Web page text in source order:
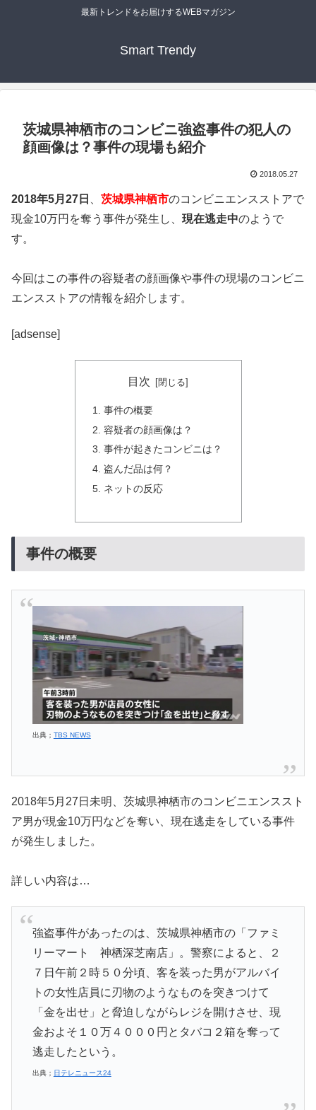
最新トレンドをお届けするWEBマガジン
Smart Trendy
茨城県神栖市のコンビニ強盗事件の犯人の
顔画像は？事件の現場も紹介
2018.05.27
2018年5月27日 茨城県神栖市のコンビニエンスストアで
現金10万円を奪う事件が発生し、 現在逃走中のようで
す。
今回はこの事件の容疑者の顔画像や事件の現場のコンビニ
エンスストアの情報を紹介します。
[adsense]
目次
事件の概要
容疑者の顔画像は？
事件が起きたコンビニは？
盗んだ品は何？
ネットの反応
事件の概要
出典； TBS NEWS
2018年5月27日未明、茨城県神栖市のコンビニエンススト
ア男が現金10万円などを奪い、現在逃走をしている事件
が発生しました。
詳しい内容は…
強盗事件があったのは、茨城県神栖市の「ファミ
リーマート 神栖深芝南店」。警察によると、２
７日午前２時５０分頃、客を装った男がアルバイ
トの女性店員に刃物のようなものを突きつけて
「金を出せ」と脅迫しながらレジを開けさせ、現
金およそ１０万４０００円とタバコ２箱を奪って
逃走したという。
出典； 日テレニュース24